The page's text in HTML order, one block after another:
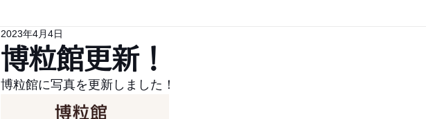
博粒館更新！
2023年4月4日
博粒館に写真を更新しました！